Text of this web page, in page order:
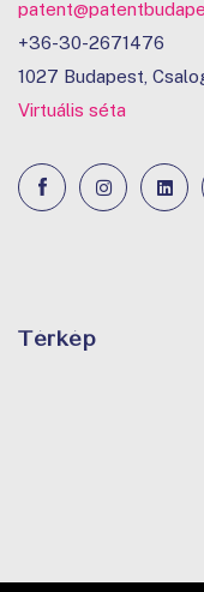
+36-30-2671476
1027 Budapest,
Virtuális séta
Térkép